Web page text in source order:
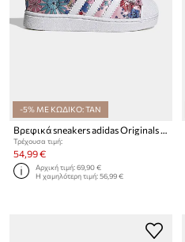
-5% ΜΕ ΚΩΔΙΚΟ: TAN
Τρέχουσα τιμή:
54,99 €
Αρχική τιμή:69,90 €
Η χαμηλότερη τιμή:56,99 €